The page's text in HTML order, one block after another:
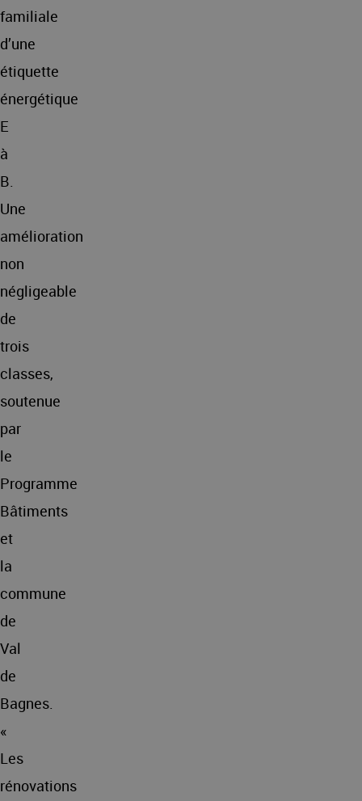
familiale
d’une
étiquette
énergétique
E
à
B.
Une
amélioration
non
négligeable
de
trois
classes,
soutenue
par
le
Programme
Bâtiments
et
la
commune
de
Val
de
Bagnes.
«
Les
rénovations